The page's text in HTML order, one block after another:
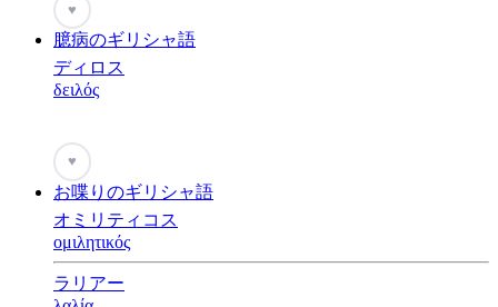
♥
臆病のギリシャ語
ディロス
δειλός
♥
お喋りのギリシャ語
オミリティコス
ομιλητικός
ラリアー